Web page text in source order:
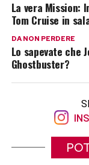
La vera Mission:
Tom Cruise in
DA NON PERDERE
Lo sapevate che
Ghostbuster?